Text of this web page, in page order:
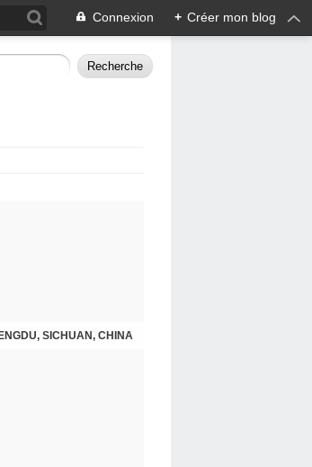
Connexion + Créer mon blog
SICHUAN, CHINA
CHENGDU 2025